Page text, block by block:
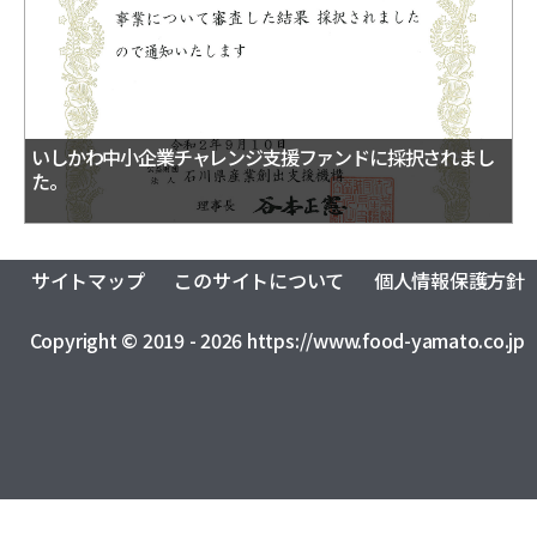
おふくろの味総合研究所
食品製造品質研究所
株式会社カーチョイス
株式会社COMMON
株式会社UNITY
一般社団法人シニアミール協会
株式会社HAND
株式会社ライクイット
株式会社ファミリア
株式会社NEXT
株式会社make better
株式会社ピース
株式会社YAMATO Asia
株式会社Anniversary
株式会社AKKO
株式会社プラスぽぽぽ
トータルライフスタイル創造事業
農業法人の運営・管理事業
フードサービス事業
コミュニティ事業
リサーチ・アンド・デベロップメント事業
食品の品質・衛生管理トータルサポート事業
ロジスティクス事業
レンタカーサービス事業
福祉就労支援事業
インシュアランス事業
資格認定事業
グローバル・ネットワーク事業
健康経営の取り組みについて
採用情報
いしかわ中小企業チャレンジ支援ファンドに採択されまし
た。
サイトマップ このサイトについて 個人情報保護方針
Copyright © 2019 - 2026 https://www.food-yamato.co.jp